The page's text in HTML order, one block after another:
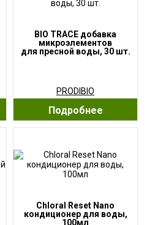
BIO TRACE добавка
микроэлементов
для пресной воды, 30 шт.
PRODIBIO
Подробнее
Chloral Reset Nano
кондиционер для воды,
100мл